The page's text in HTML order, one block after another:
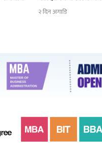
२ दिन अगाडि